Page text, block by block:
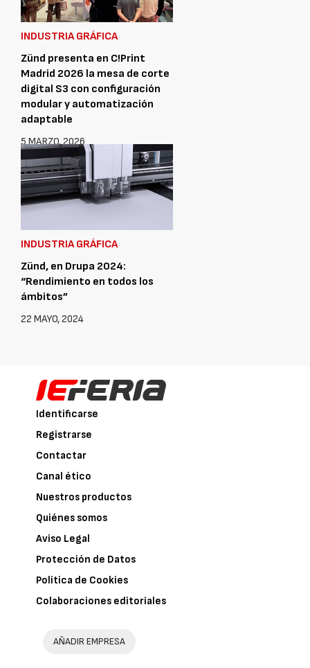
INDUSTRIA GRÁFICA
Zünd presenta en C!Print
Madrid 2026 la mesa de corte
digital S3 con configuración
modular y automatización
adaptable
5 MARZO, 2026
INDUSTRIA GRÁFICA
Zünd, en Drupa 2024:
“Rendimiento en todos los
ámbitos”
22 MAYO, 2024
Identificarse
Registrarse
Contactar
Canal ético
Nuestros productos
Quiénes somos
Aviso Legal
Protección de Datos
Política de Cookies
Colaboraciones editoriales
AÑADIR EMPRESA